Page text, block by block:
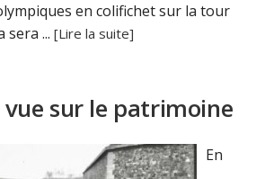
en colifichet sur la tour
sera ...[Lire la suite]
sur le patrimoine
En